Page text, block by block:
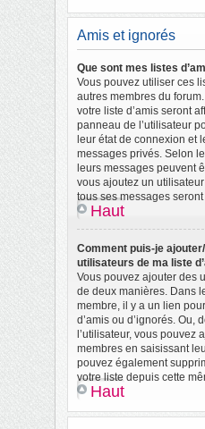
Amis et ignorés
Que sont mes listes
Vous pouvez utiliser ces
autres membres du
votre liste d’amis seront
panneau de l’utilisateur
leur état de connexion et
messages privés. Selon
leurs messages peuvent
vous ajoutez un
tous ses messages
Haut
Comment puis-je
utilisateurs de ma liste
Vous pouvez ajouter des
de deux manières. Dans
membre, il y a un lien
d’amis ou d’ignorés. Ou,
l’utilisateur, vous pouvez
membres en saisissant
pouvez également
votre liste depuis cette
Haut